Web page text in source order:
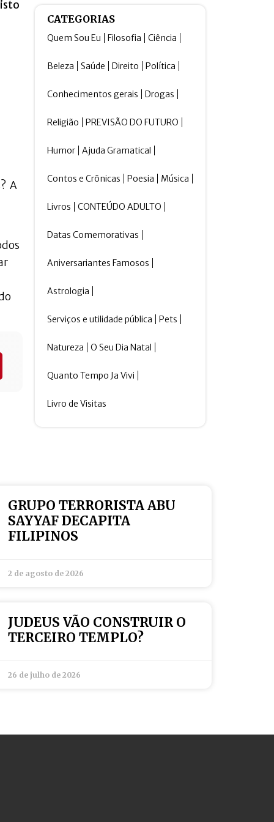
A
CATEGORIAS
Quem Sou Eu Filosofia Ciência
Beleza Saúde Direito Política
Conhecimentos gerais Drogas
Religião PREVISÃO DO FUTURO
Humor Ajuda Gramatical
Contos e Crônicas Poesia Música
Livros CONTEÚDO ADULTO
Datas Comemorativas
Aniversariantes Famosos
Astrologia
Serviços e utilidade pública Pets
Natureza O Seu Dia Natal
Quanto Tempo Ja Vivi
Livro de Visitas
GRUPO TERRORISTA ABU
SAYYAF DECAPITA
FILIPINOS
2 de agosto de 2026
JUDEUS VÃO CONSTRUIR O
TERCEIRO TEMPLO?
26 de julho de 2026